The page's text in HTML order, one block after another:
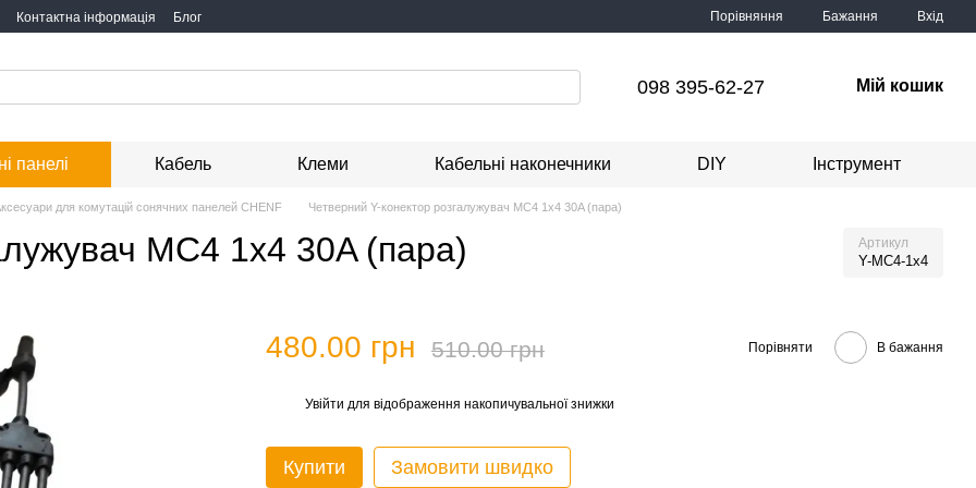
Контактна інформація Блог Порівняння Бажання Вхід
098 395-62-27 Мій кошик
панелі Кабель Клеми Кабельні наконечники DIY Інструмент
для комутацій сонячних панелей CHENF Четверний Y-конектор розгалужувач MC4 1х4 30A (пара)
MC4 1х4 30A (пара) Артикул
Y-MC4-1x4
480.00 грн 510.00 грн Порівняти В бажання
Увійти для відображення накопичувальної знижки
Купити Замовити швидко